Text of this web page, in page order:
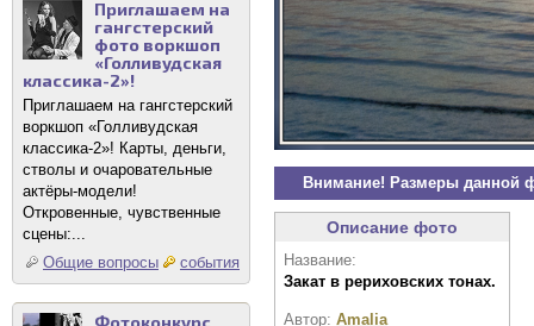
Приглашаем на
гангстерский
фото воркшоп
«Голливудская
классика-2»!
Приглашаем на гангстерский
воркшоп «Голливудская
классика-2»! Карты, деньги,
стволы и очаровательные
актёры-модели!
Откровенные, чувственные
сцены:...
Общие вопросы
события
Фотоконкурс
Внимание! Размеры данной
Описание фото
Название:
Закат в рериховских тонах.
Автор: Amalia